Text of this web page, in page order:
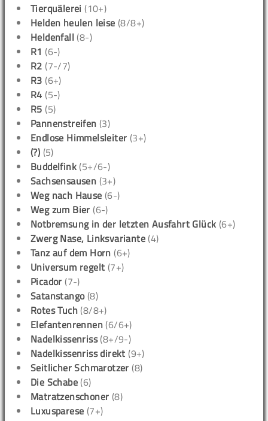
Tierquälerei (10+)
Helden heulen leise (8/8+)
Heldenfall (8-)
R1 (6-)
R2 (7-/7)
R3 (6+)
R4 (5-)
R5 (5)
Pannenstreifen (3)
Endlose Himmelsleiter (3+)
(?) (5)
Buddelfink (5+/6-)
Sachsensausen (3+)
Weg nach Hause (6-)
Weg zum Bier (6-)
Notbremsung in der letzten Ausfahrt Glück (6+)
Zwerg Nase, Linksvariante (4)
Tanz auf dem Horn (6+)
Universum regelt (7+)
Picador (7-)
Satanstango(8)
Rotes Tuch (8/8+)
Elefantenrennen (6/6+)
Nadelkissenriss(8+/9-)
Nadelkissenriss direkt (9+)
Seitlicher Schmarotzer (8)
Die Schabe (6)
Matratzenschoner (8)
Luxusparese (7+)